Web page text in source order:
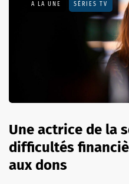
A LA UNE SÉRIES TV
Une actrice de la
difficultés
aux dons